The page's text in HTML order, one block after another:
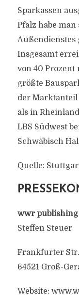
Sparkassen
Pfalz habe
Außendienstes
Insgesamt
von 40 Prozent
größte
der
als in
LBS Südwest
Schwäbisch
Quelle:
wwr publishing
Steffen Steuer
Frankfurter Str.
64521 Groß-
Website: